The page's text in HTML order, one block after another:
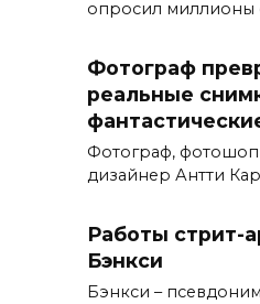
опросил миллионы
Фотограф
реальные
Фотограф, фотошоп
дизайнер Антти
Работы стрит-
Бэнкси
Бэнкси –